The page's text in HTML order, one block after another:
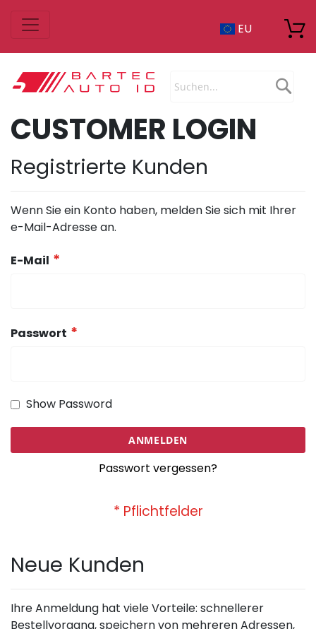
Zum
Inhalt
EU
CUSTOMER LOGIN
Registrierte Kunden
Wenn Sie ein Konto haben, melden Sie sich mit Ihrer
e-Mail-Adresse an.
E-Mail
Passwort
Show Password
ANMELDEN
Passwort vergessen?
Neue Kunden
Ihre Anmeldung hat viele Vorteile: schnellerer
Bestellvorgang, speichern von mehreren Adressen,